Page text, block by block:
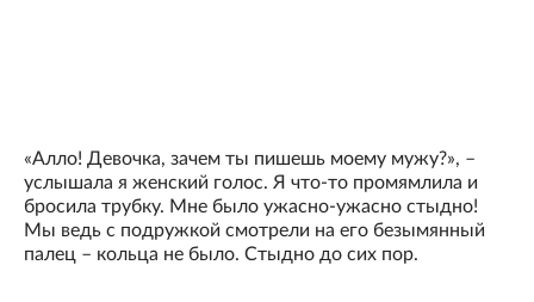
«Алло! Девочка, зачем ты пишешь моему мужу?», –
услышала я женский голос. Я что-то промямлила и
бросила трубку. Мне было ужасно-ужасно стыдно!
Мы ведь с подружкой смотрели на его безымянный
палец – кольца не было. Стыдно до сих пор.